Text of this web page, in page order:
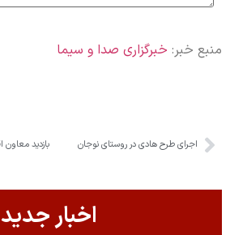
منبع خبر: خبرگزاری صدا و سیما
اجرای طرح هادی در روستای نوجان
اخبار جدید